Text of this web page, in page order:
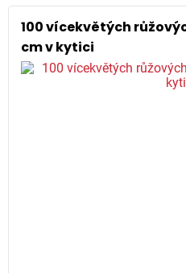
100 vícekvětých
cm v kytici